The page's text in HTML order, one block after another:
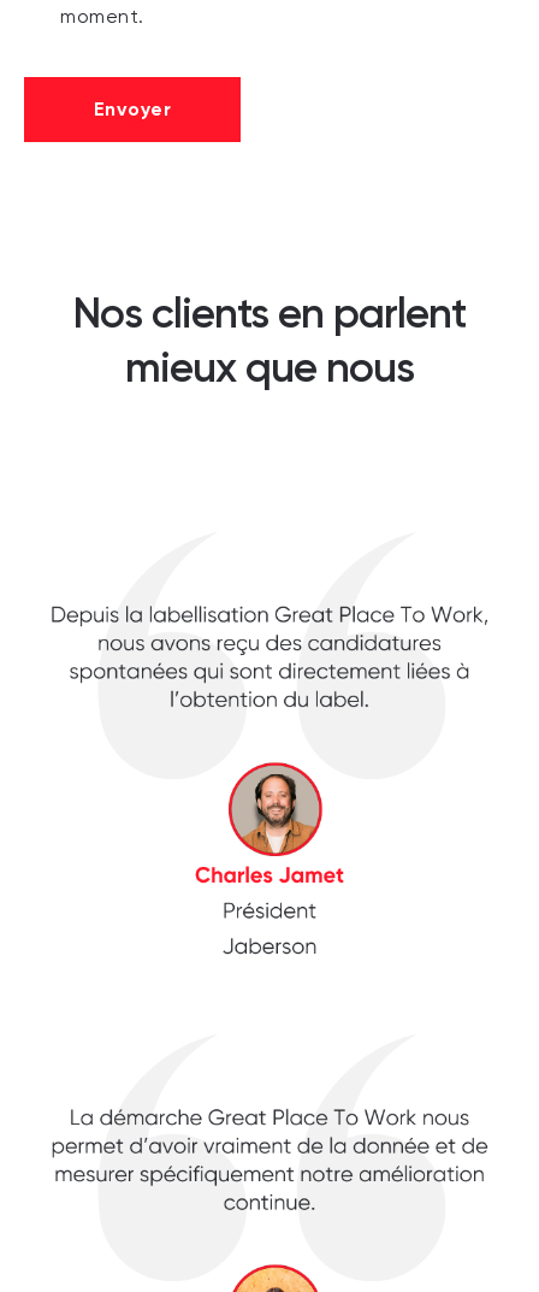
moment.
Nos clients en parlent
mieux que nous